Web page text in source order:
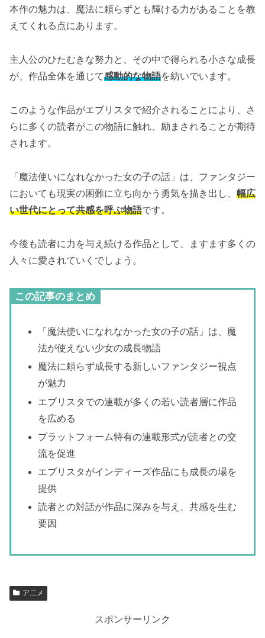
本作の魅力は、魔法に頼らずとも輝ける力があることを教
えてくれる点にあります。
主人公のひたむきな努力と、その中で得られる小さな成長
が、作品全体を通じて感動的な物語を紡いでいます。
このような作品がエブリスタで紹介されることにより、さ
らに多くの読者がこの物語に触れ、励まされることが期待
されます。
「魔法使いになれなかった女の子の話」は、ファンタジー
においても現実の困難に立ち向かう勇気を描き出し、 幅広
い世代にとって共感を呼ぶ物語です。
今後も読者に力を与え続ける作品として、ますます多くの
人々に愛されていくでしょう。
この記事のまとめ
「魔法使いになれなかった女の子の話」は、魔
法が使えない少女の成長物語
魔法に頼らず成長する新しいファンタジー視点
が魅力
エブリスタでの連載が多くの若い読者層に作品
を広める
プラットフォーム特有の連載形式が読者との交
流を促進
エブリスタがインディーズ作品にも成長の場を
提供
読者との対話が作品に深みを与え、共感を生む
要因
ア二メ
スポンサーリンク